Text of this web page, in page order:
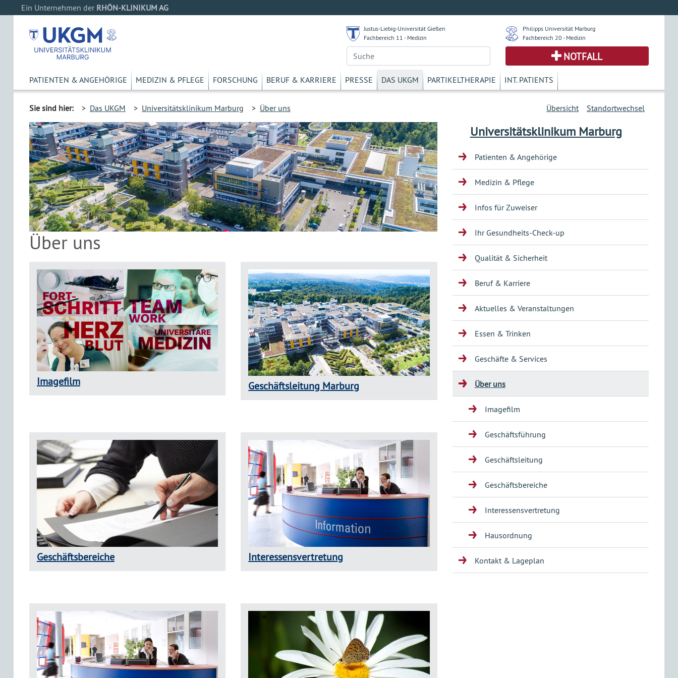
Ein Unternehmen der RHÖN-KLINIKUM AG
Justus-Liebig-Universität Gießen
Fachbereich 11 - Medizin
Philipps Universität Marburg
Fachbereich 20 - Medizin
NOTFALL
PATIENTEN & ANGEHÖRIGE MEDIZIN & PFLEGE FORSCHUNG BERUF & KARRIERE PRESSE DAS UKGM PARTIKELTHERAPIE INT. PATIENTS
Sie sind hier: > Das UKGM > Universitätsklinikum Marburg > Über uns Standortwechsel
Übersicht
Über uns
Imagefilm Geschäftsleitung Marburg
Geschäftsbereiche Interessensvertretung
Universitätsklinikum Marburg
Patienten & Angehörige
Medizin & Pflege
Infos für Zuweiser
Ihr Gesundheits-Check-up
Qualität & Sicherheit
Beruf & Karriere
Aktuelles & Veranstaltungen
Essen & Trinken
Geschäfte & Services
Über uns
Imagefilm
Geschäftsführung
Geschäftsleitung
Geschäftsbereiche
Interessensvertretung
Hausordnung
Kontakt & Lageplan